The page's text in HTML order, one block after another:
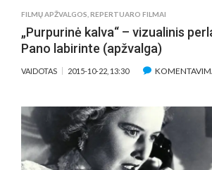
FILMŲ APŽVALGOS REPERTUARO FILMAI
„Purpurinė kalva“ – vizualinis
Pano labirinte (apžvalga)
VAIDOTAS 2015-10-22, 13:30